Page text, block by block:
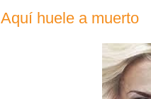
Aquí huele a muerto